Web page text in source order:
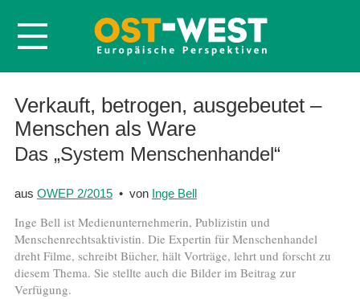
Startseite
Über OWEP
Volltexte
Abonnieren
Kontakt
Verkauft, betrogen, ausgebeutet –
Menschen als Ware
Das „System Menschenhandel“
aus OWEP 2/2015• von Inge Bell
Inge Bell ist Medienunternehmerin, Publizistin und
Menschenrechtsaktivistin. Die Expertin für Menschenhandel
dreht Filme, schreibt Bücher, hält Vorträge, lehrt und forscht zu
diesem Thema. Sie stellte auch die Bilder im Beitrag zur
Verfügung.